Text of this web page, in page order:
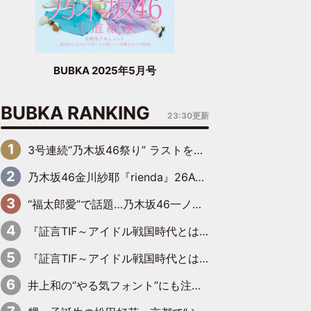
BUBKA 2025年5月号
BUBKA RANKING 23:30更新
3号連続“乃木坂46祭り” ラストを飾るのは賀喜遥香…5年ぶりの登場に「5年分大人になった私を見ていただけたら」
乃木坂46金川紗耶『rienda』26AW LOOKモデルに就任
“福太郎愛”で話題…乃木坂46一ノ瀬美空、地元福岡『めんべい25周年トップサポーター』に就任
『証言TIF～アイドル戦国時代とはなんだったのか～』第6回：でんぱ組.inc・古川未鈴×相沢梨紗「『ハロプロやりたかったな』って言ったら、夢眠ねむさんに『てめえはでんぱ組．incなんだよ！』って肩パンされて(笑)」
『証言TIF～アイドル戦国時代とはなんだったのか～』第11回：私立恵比寿中学・真山りか×安本彩花「TIFで10年ぶりのキョンシーメイクをしたら、場を完全に引かせてしまって。時代が変わったんだなって」
井上和の“やる気フォント”にも注目 乃木坂46が挑んだ書道パフォーマンスの舞台裏